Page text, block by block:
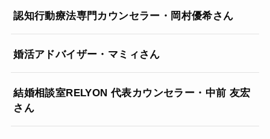
認知行動療法専門カウンセラー・岡村優希さん
婚活アドバイザー・マミィさん
結婚相談室RELYON 代表カウンセラー・中前 友宏
さん